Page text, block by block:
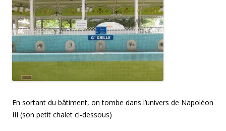
En sortant du bâtiment, on tombe dans l’univers de Napoléon
III (son petit chalet ci-dessous)